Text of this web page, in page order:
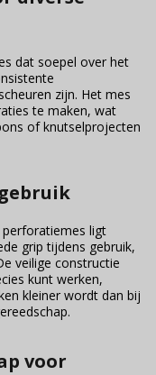
dat soepel over het
zijn. Het mes
te maken, wat
of knutselprojecten
ligt
grip tijdens gebruik,
veilige constructie
kunt werken,
kleiner wordt dan bij
voor